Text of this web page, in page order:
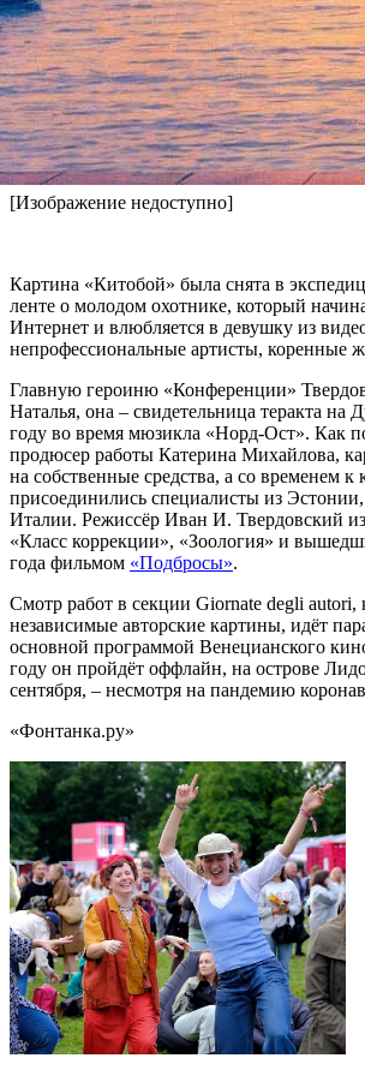
В независимую программу
Giornate degli autori вошли ленты
Ивана И. Твердовского и «Китобой»
этом сообщается в инстаграм-аккаунте
«Всего два фильма были отобраны от
гордо, что оба молодых режиссёра –
мастерской Алексея Учителя», –
[Изображение недоступно]
Картина «Китобой» была снята в
ленте о молодом охотнике, который
Интернет и влюбляется в девушку из
непрофессиональные артисты, коренные
Главную героиню «Конференции»
Наталья, она – свидетельница теракта на
году во время мюзикла «Норд-Ост». Как
продюсер работы Катерина Михайлова,
на собственные средства, а со временем к
присоединились специалисты из
Италии. Режиссёр Иван И. Твердовский
«Класс коррекции», «Зоология» и
года фильмом «Подбросы».
Смотр работ в секции Giornate degli autori,
независимые авторские картины, идёт
основной программой Венецианского
году он пройдёт оффлайн, на острове
сентября, – несмотря на пандемию
«Фонтанка.ру»